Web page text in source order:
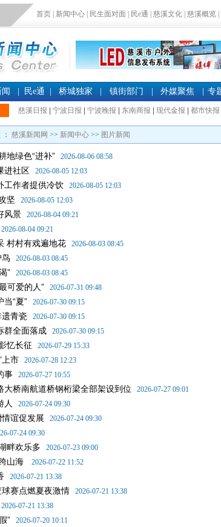
首页 新闻中心 民生面对面 民e通 慈溪文化 慈溪概览
民e通 桥城独家 镇街部门 外媒聚焦 专
慈溪日报 宁波日报 宁波晚报 东南商报 现代金报 都市快报
慈溪新闻网 >> 新闻中心 >> 图片新闻
地绿色“进补”
2026-08-06 08:58
进社区
2026-08-05 12:03
工作者提供冷饮
2026-08-05 12:03
坚
2026-08-05 12:03
风景
2026-08-04 09:21
2026-08-04 09:21
村村有戏遍地花
2026-08-03 08:45
鸟
2026-08-03 08:45
”
2026-08-03 08:45
可爱的人”
2026-07-31 09:48
当“夏”
2026-07-30 09:15
遗青瓷
2026-07-30 09:15
群全面落成
2026-07-30 09:15
忆长征
2026-07-29 15:33
上市
2026-07-28 12:23
事
2026-07-27 10:55
大桥南航道桥钢桁梁全部架设到位
2026-07-27 09:01
人
2026-07-24 09:30
情谊促发展
2026-07-24 09:30
07-24 09:30
畔欢乐多
2026-07-23 09:00
山海
2026-07-22 11:52
2026-07-21 13:38
球赛点燃夏夜激情
2026-07-21 13:38
2026-07-21 13:38
”
2026-07-20 10:11